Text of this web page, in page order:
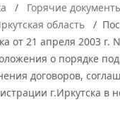
Горячие
область
от 21 апреля 2003 г.
о порядке
договоров,
г.Иркутска в